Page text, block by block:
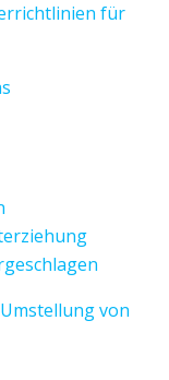
für
von